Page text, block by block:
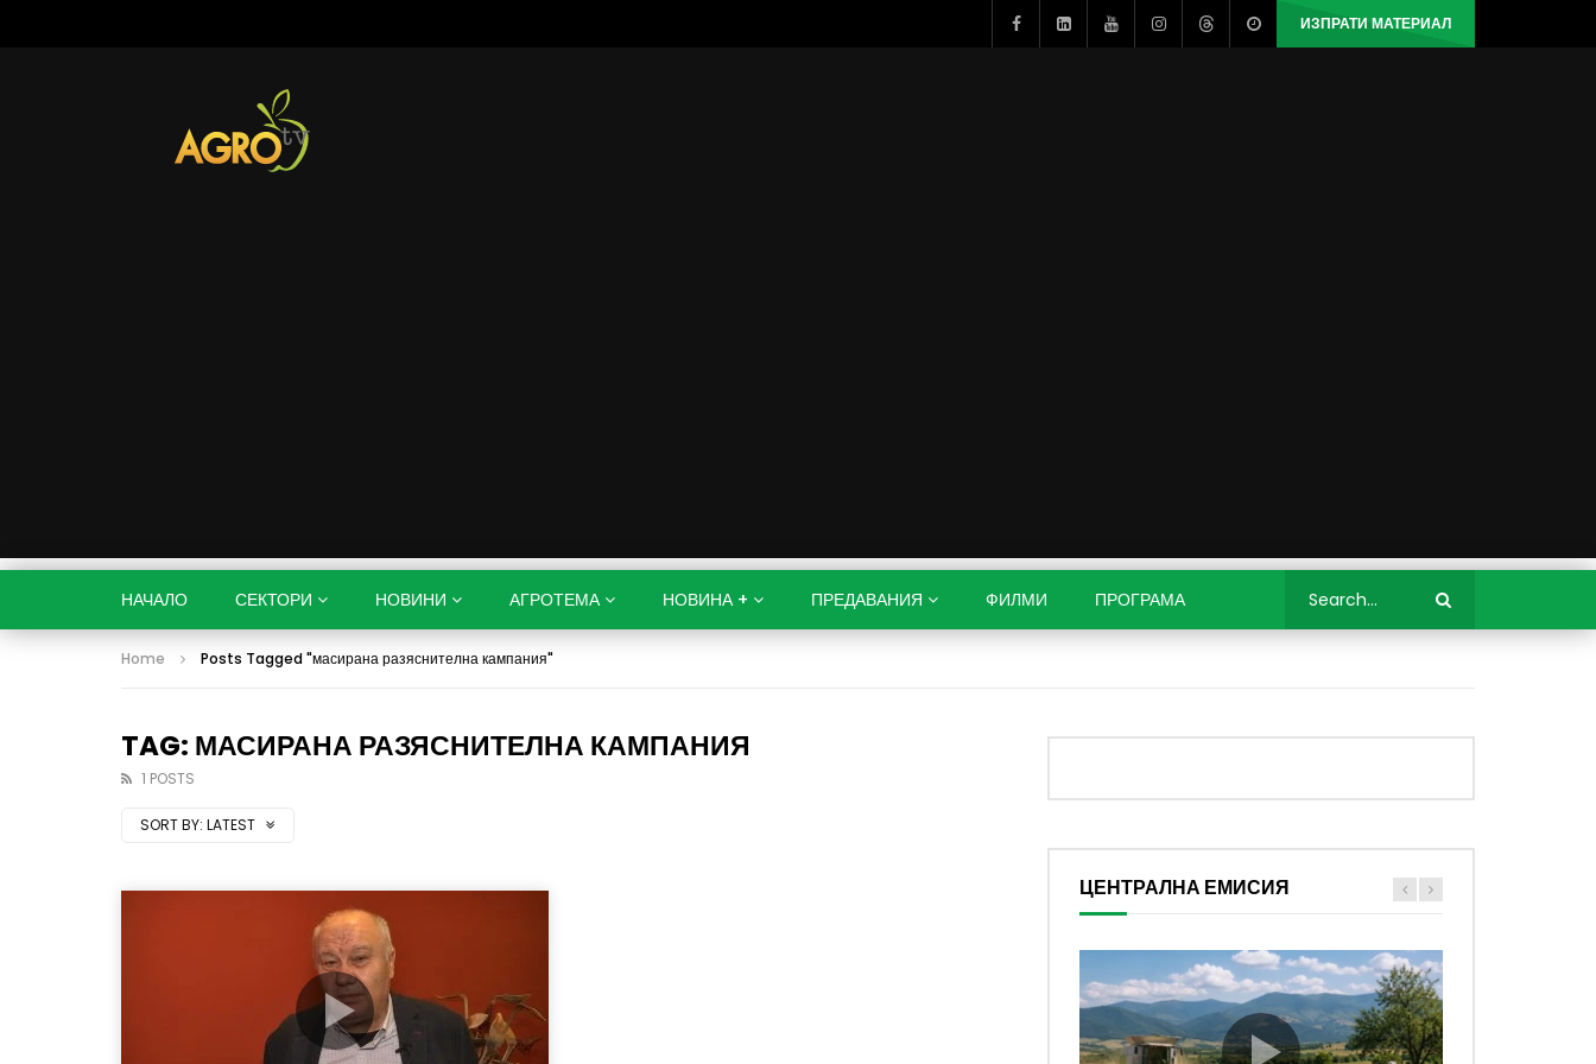
ИЗПРАТИ МАТЕРИАЛ
НАЧАЛО СЕКТОРИ НОВИНИ АГРОТЕМА НОВИНА + ПРЕДАВАНИЯ ФИЛМИ ПРОГРАМА
Home Posts Tagged "масирана разяснителна кампания"
TAG: МАСИРАНА РАЗЯСНИТЕЛНА КАМПАНИЯ
1 POSTS
SORT BY: LATEST
ЦЕНТРАЛНА ЕМИСИЯ